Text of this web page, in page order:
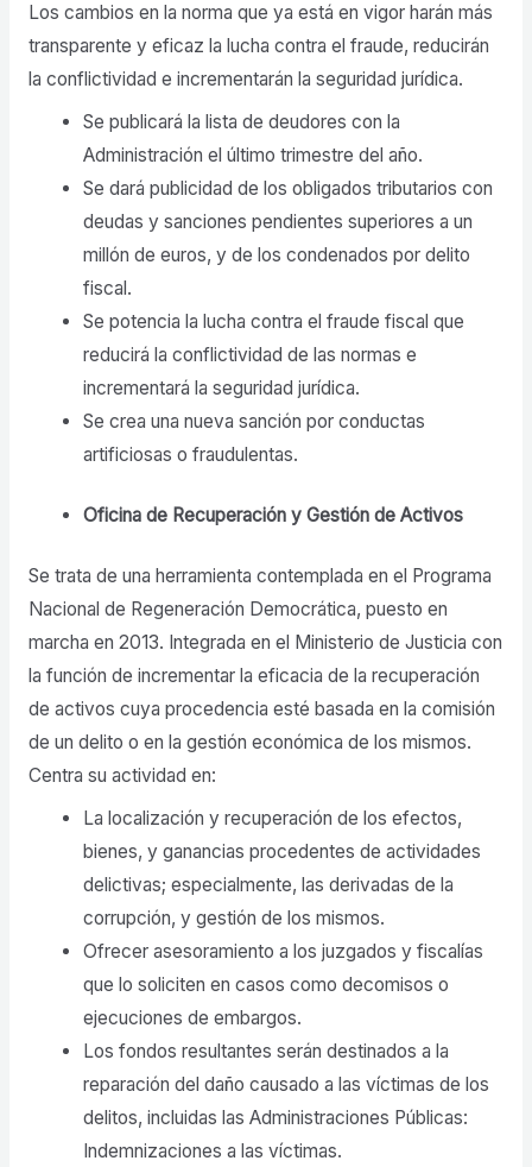
Los cambios en la norma que ya está en vigor harán más
transparente y eficaz la lucha contra el fraude, reducirán
la conflictividad e incrementarán la seguridad jurídica.
Se publicará la lista de deudores con la
Administración el último trimestre del año.
Se dará publicidad de los obligados tributarios con
deudas y sanciones pendientes superiores a un
millón de euros, y de los condenados por delito
fiscal.
Se potencia la lucha contra el fraude fiscal que
reducirá la conflictividad de las normas e
incrementará la seguridad jurídica.
Se crea una nueva sanción por conductas
artificiosas o fraudulentas.
Oficina de Recuperación y Gestión de Activos
Se trata de una herramienta contemplada en el Programa
Nacional de Regeneración Democrática, puesto en
marcha en 2013. Integrada en el Ministerio de Justicia con
la función de incrementar la eficacia de la recuperación
de activos cuya procedencia esté basada en la comisión
de un delito o en la gestión económica de los mismos.
Centra su actividad en:
La localización y recuperación de los efectos,
bienes, y ganancias procedentes de actividades
delictivas; especialmente, las derivadas de la
corrupción, y gestión de los mismos.
Ofrecer asesoramiento a los juzgados y fiscalías
que lo soliciten en casos como decomisos o
ejecuciones de embargos.
Los fondos resultantes serán destinados a la
reparación del daño causado a las víctimas de los
delitos, incluidas las Administraciones Públicas:
Indemnizaciones a las víctimas.